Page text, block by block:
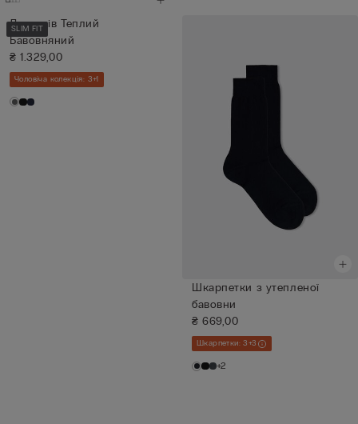
SLIM FIT
Лонгслів Теплий
Бавовняний
₴ 1.329,00
Чоловіча колекція: 3+1
Шкарпетки з утепленої
бавовни
₴ 669,00
Шкарпетки: 3+3
+2